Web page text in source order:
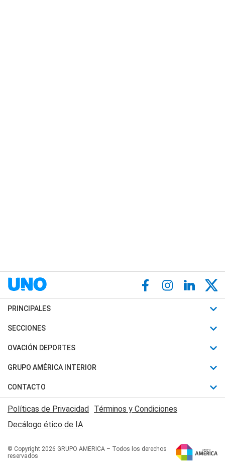
PRINCIPALES
Últimas Noticias
Política
Judiciales
Economia
SECCIONES
Horóscopo
Motores
Trucos caseros
Series y Películas
Edictos y Solicitadas
OVACIÓN DEPORTES
Fútbol
Mundial
Automovilismo
Rugby
Básquet
GRUPO AMÉRICA INTERIOR
Canal 7 en Vivo
San Juan 8
CONTACTO
Acerca de Nosotros
Contactanos
Políticas de Privacidad Términos y Condiciones
Decálogo ético de IA
© Copyright 2026 GRUPO AMERICA – Todos los derechos
reservados